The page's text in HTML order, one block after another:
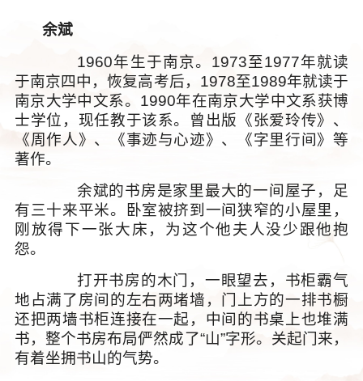
余斌
1960年生于南京。1973至1977年就读
于南京四中，恢复高考后，1978至1989年就读于
南京大学中文系。1990年在南京大学中文系获博
士学位，现任教于该系。曾出版《张爱玲传》、
《周作人》、《事迹与心迹》、《字里行间》等
著作。
余斌的书房是家里最大的一间屋子，足
有三十来平米。卧室被挤到一间狭窄的小屋里，
刚放得下一张大床，为这个他夫人没少跟他抱
怨。
打开书房的木门，一眼望去，书柜霸气
地占满了房间的左右两堵墙，门上方的一排书橱
还把两墙书柜连接在一起，中间的书桌上也堆满
书，整个书房布局俨然成了“山”字形。关起门来，
有着坐拥书山的气势。